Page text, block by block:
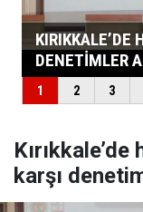
karşı